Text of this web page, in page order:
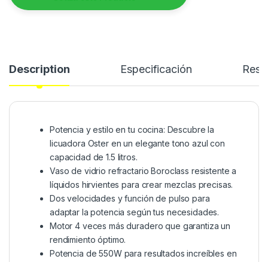
Description Especificación
Potencia y estilo en tu cocina: Descubre la
licuadora Oster en un elegante tono azul con
capacidad de 1.5 litros.
Vaso de vidrio refractario Boroclass resistente a
líquidos hirvientes para crear mezclas precisas.
Dos velocidades y función de pulso para
adaptar la potencia según tus necesidades.
Motor 4 veces más duradero que garantiza un
rendimiento óptimo.
Potencia de 550W para resultados increíbles en